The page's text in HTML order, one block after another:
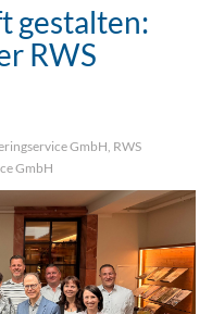
gestalten:
RWS
GmbH RWS
GmbH